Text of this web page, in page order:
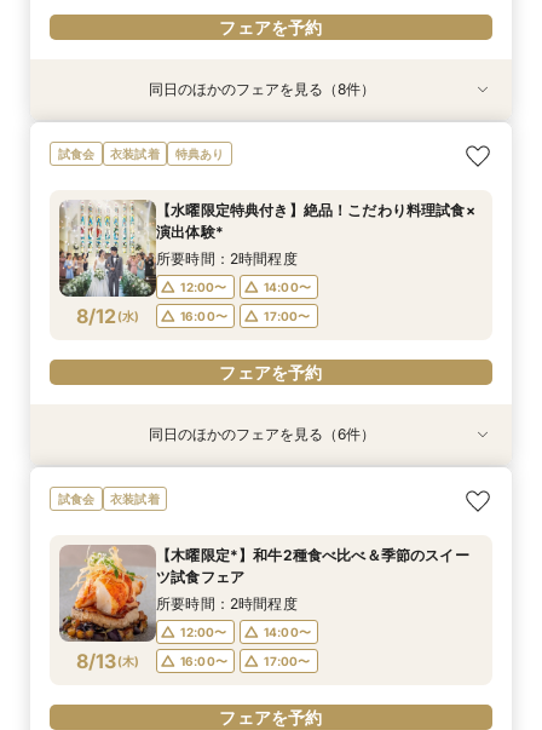
フェアを予約
衣装試着 特典あり
8/11(火)
『結婚式をするか迷っているおふたりへ』なんで
も相談会
9:00〜
12:00〜
15:00〜
16:00〜
8/11(火)
「結婚式っていくらお金かかるの？」見学前に
30分無料オンライン相談会
9:00〜
フェアを予約
衣装試着
8/11(火)
お子様と叶える☆パパママ婚＆マタニティ相談会
9:00〜
10:00〜
12:00〜
16:00〜
フェアを予約
衣装試着 特典あり
8/11(火)
【少人数・家族婚おすすめ*】おもてなし料理試
食&相談会
9:00〜
12:00〜
15:00〜
16:00〜
衣装試着 特典あり
8/11(火)
【何もきまってなくてOK◎】常陸牛試食&初見学
おすすめの相談会
9:00〜
12:00〜
15:00〜
16:00〜
衣装試着 特典あり
8/11(火)
【2件目からの見学】絶品料理試食&安心見積も
り相談会
9:00〜
13:00〜
16:00〜
18:00〜
8/11(火)
【オンライン相談会】スマホで簡単！外出不要！
お悩みなんでも相談＆動画で会場見学会＆見積
メ♪お家でまるわかりフェア体験
所要時間：3時間程度
12:00〜
15:00〜
16:00〜
フェアを予約
特典あり
8/11(火)
【気軽に90分見学】効率よく短時間で見学&相談
☆クイックフェア
10:00〜
14:00〜
16:00〜
19:00〜
同日のほかのフェアを見る（8件）
試食会 衣装試着 特典あり
8/12(水)
【水曜限定特典付き】絶品！こだわり料理試食×
演出体験*
所要時間：2時間程度
12:00〜
14:00〜
16:00〜
17:00〜
フェアを予約
8/12(水)
「結婚式っていくらお金かかるの？」見学前に
30分無料オンライン相談会
12:00〜
フェアを予約
衣装試着
8/12(水)
『結婚式をするか迷っているおふたりへ』なんで
も相談会
12:00〜
16:00〜
17:00〜
フェアを予約
衣装試着
8/12(水)
お子様と叶える★パパママ婚＆マタニティ安心相
談会フェア
12:00〜
16:00〜
17:00〜
フェアを予約
特典あり
8/12(水)
【気軽に90分見学】効率よく短時間で見学&相談
☆クイックフェア
12:00〜
16:00〜
17:00〜
フェアを予約
衣装試着 特典あり
8/12(水)
【少人数・家族婚おすすめ*】おもてなし料理試
食&相談会
12:00〜
16:00〜
17:00〜
フェアを予約
衣装試着
8/12(水)
【何もきまってなくてOK◎】常陸牛試食&初見学
おすすめの相談会
12:00〜
16:00〜
17:00〜
フェアを予約
同日のほかのフェアを見る（6件）
試食会 衣装試着
8/13(木)
【木曜限定*】和牛2種食べ比べ＆季節のスイー
ツ試食フェア
所要時間：2時間程度
12:00〜
14:00〜
16:00〜
17:00〜
フェアを予約